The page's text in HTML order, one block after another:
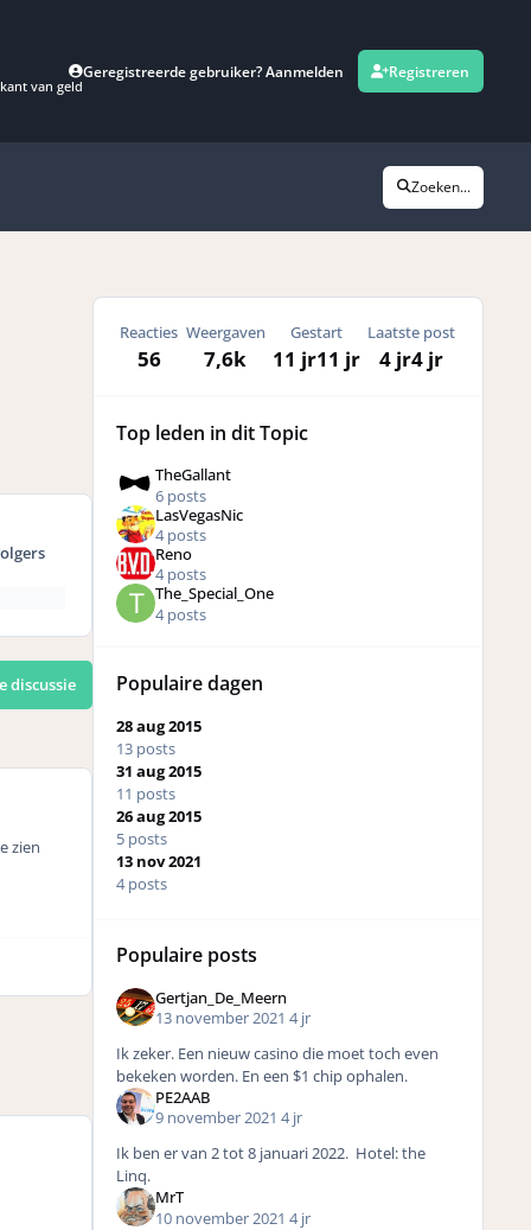
van geld
Geregistreerde gebruiker? Aanmelden Registreren
Zoeken...
discussie
zien
Reacties
56
Weergaven
7,6k
Gestart
11 jr11 jr
Laatste post
4 jr4 jr
Top leden in dit Topic
TheGallant
6 posts
LasVegasNic
4 posts
Reno
4 posts
The_Special_One
4 posts
Populaire dagen
28 aug 2015
13 posts
31 aug 2015
11 posts
26 aug 2015
5 posts
13 nov 2021
4 posts
Populaire posts
Gertjan_De_Meern
13 november 2021 4 jr
Ik zeker. Een nieuw casino die moet toch even
bekeken worden. En een $1 chip ophalen.
PE2AAB
9 november 2021 4 jr
Ik ben er van 2 tot 8 januari 2022. Hotel: the
Linq.
MrT
10 november 2021 4 jr